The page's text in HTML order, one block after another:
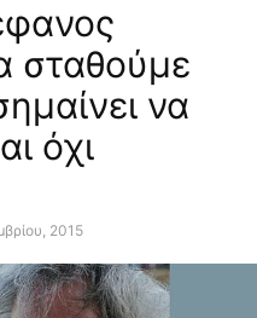
σταθούμε
να
όχι
2015